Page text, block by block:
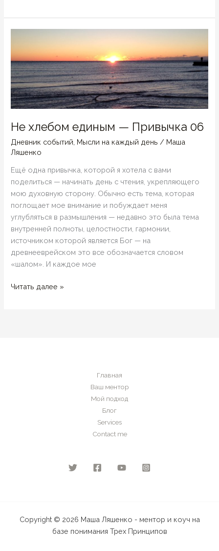
—
Практиковать
Не хлебом единым — Привычка 06
Дневник событий Мысли на каждый день / Маша
Ляшенко
Ещё одна привычка, которой я хотела с вами
поделиться — начинать день с чтения, укрепляющего
мою духовную сторону. Обычно есть тема, которая
поглощает мое внимание и побуждает меня
углубляться в размышления — недавно это была тема
внутренней полноты, целостности, гармонии,
источником которой является Бог — на
древнееврейском это все обозначается словом
«шалом». И каждое мое
Не
Читать далее »
Главная
Ваш ментор
Мой подход
Блог
Services
Contact me
Copyright © 2026 Маша Ляшенко - ментор и коуч на
базе понимания Трех Принципов